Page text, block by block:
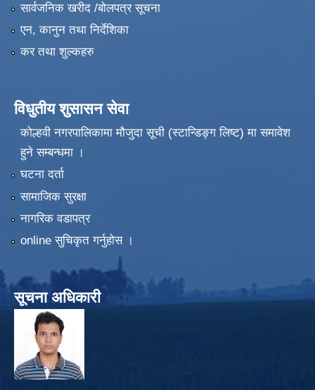
सार्वजनिक खरीद /बोलपत्र सूचना
एन, कानुन तथा निर्देशिका
कर तथा शुल्कहरु
विधुतीय शुसासन सेवा
कोल्हवी नगरपालिकामा मौजुदा सूची (स्टान्डिङ्ग लिष्ट) मा समावेश
हुने सम्बन्धमा ।
घटना दर्ता
सामाजिक सुरक्षा
नागरिक वडापत्र
online सुचिकृत गर्नुहोस ।
सूचना अधिकारी